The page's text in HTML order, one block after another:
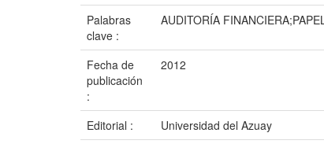
Palabras
clave :
AUDITORÍA
Fecha de
publicación
:
2012
Editorial :
Universidad del Azuay